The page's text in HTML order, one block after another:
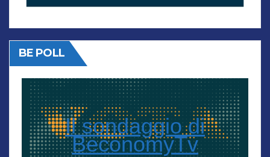
BE POLL
Il sondaggio di
BeconomyTv